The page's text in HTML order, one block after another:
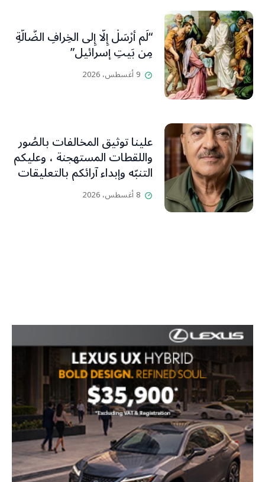
“لَم أُرْسَلْ إِلَّا إِلى الخِرافِ الضَّالَّةِ
مِن بَيتِ إسرائيل”
9 أغسطس، 2026
علينا توثيق المخالفات بالصُور
واللقطات المستهجنة ، وعليكم
التنبّه وإبداء آرائكم بالتعليقات
(جورج صبّاغ)
8 أغسطس، 2026